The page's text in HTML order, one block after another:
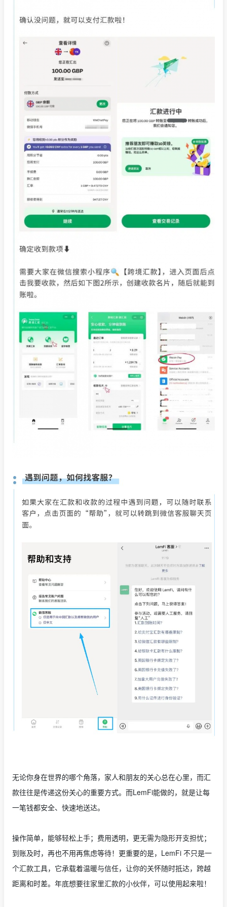
无论你身在世界的哪个角落，家人和朋友的关心总在心里，而汇
款往往是传递这份关心的重要方式。而LemFi能做的，就是让每
一笔钱都安全、快速地送达。
操作简单，能够轻松上手；费用透明，更无需为隐形开支担忧；
到账及时，再也不用再焦虑等待！更重要的是，LemFi 不只是一
个汇款工具，它承载着温暖与信任，让你的关怀随时抵达，跨越
距离和时差。年底想要往家里汇款的小伙伴，可以使用起来啦！